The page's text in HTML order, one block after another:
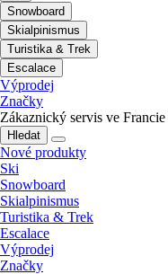
Snowboard
Skialpinismus
Turistika & Trek
Escalace
Výprodej
Značky
Zákaznický servis ve Francie
Hledat
Nové produkty
Ski
Snowboard
Skialpinismus
Turistika & Trek
Escalace
Výprodej
Značky